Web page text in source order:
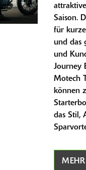
Saison.
für
und das
und
Journey
Motech
können
das Stil,
MEHR